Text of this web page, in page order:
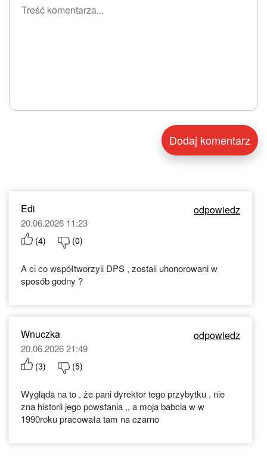
Edi odpowiedz
20.06.2026 11:23
(4) (0)
A ci co współtworzyli DPS , zostali uhonorowani w
sposób godny ?
Wnuczka odpowiedz
20.06.2026 21:49
(3) (5)
Wygląda na to , że pani dyrektor tego przybytku , nie
zna historii jego powstania ,, a moja babcia w w
1990roku pracowała tam na czarno